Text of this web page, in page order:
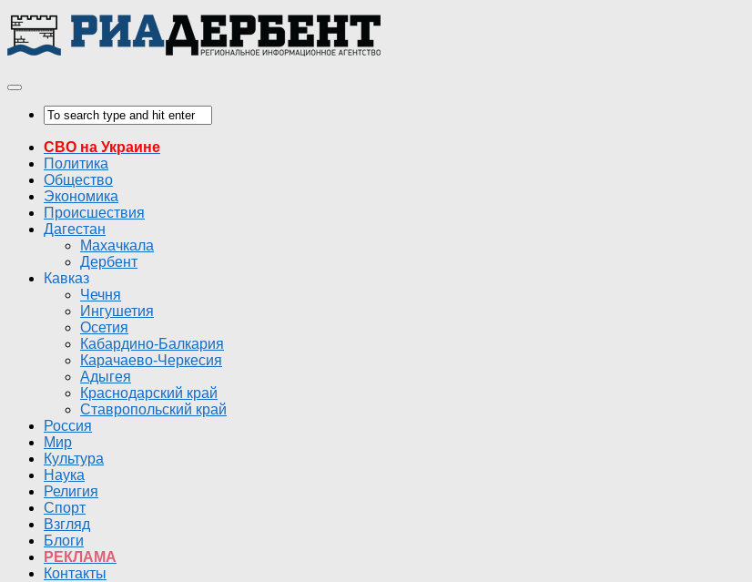
СВО на Украине
Политика
Общество
Экономика
Происшествия
Дагестан
Махачкала
Дербент
Кавказ
Чечня
Ингушетия
Осетия
Кабардино-Балкария
Карачаево-Черкесия
Адыгея
Краснодарский край
Ставропольский край
Россия
Мир
Культура
Наука
Религия
Спорт
Взгляд
Блоги
РЕКЛАМА
Контакты